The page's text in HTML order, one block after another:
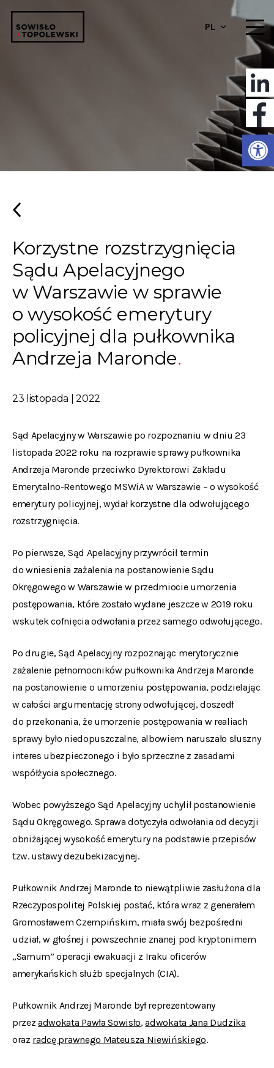
PL
Korzystne rozstrzygnięcia
Sądu Apelacyjnego
w Warszawie w sprawie
o wysokość emerytury
policyjnej dla pułkownika
Andrzeja Maronde
23 listopada | 2022
Sąd Apelacyjny w Warszawie po rozpoznaniu w dniu 23
listopada 2022 roku na rozprawie sprawy pułkownika
Andrzeja Maronde przeciwko Dyrektorowi Zakładu
Emerytalno-Rentowego MSWiA w Warszawie – o wysokość
emerytury policyjnej, wydał korzystne dla odwołującego
rozstrzygnięcia.
Po pierwsze, Sąd Apelacyjny przywrócił termin
do wniesienia zażalenia na postanowienie Sądu
Okręgowego w Warszawie w przedmiocie umorzenia
postępowania, które zostało wydane jeszcze w 2019 roku
wskutek cofnięcia odwołania przez samego odwołującego.
Po drugie, Sąd Apelacyjny rozpoznając merytorycznie
zażalenie pełnomocników pułkownika Andrzeja Maronde
na postanowienie o umorzeniu postępowania, podzielając
w całości argumentację strony odwołującej, doszedł
do przekonania, że umorzenie postępowania w realiach
sprawy było niedopuszczalne, albowiem naruszało słuszny
interes ubezpieczonego i było sprzeczne z zasadami
współżycia społecznego.
Wobec powyższego Sąd Apelacyjny uchylił postanowienie
Sądu Okręgowego. Sprawa dotyczyła odwołania od decyzji
obniżającej wysokość emerytury na podstawie przepisów
tzw. ustawy dezubekizacyjnej.
Pułkownik Andrzej Maronde to niewątpliwie zasłużona dla
Rzeczypospolitej Polskiej postać, która wraz z generałem
Gromosławem Czempińskim, miała swój bezpośredni
udział, w głośnej i powszechnie znanej pod kryptonimem
„Samum” operacji ewakuacji z Iraku oficerów
amerykańskich służb specjalnych (CIA).
Pułkownik Andrzej Maronde był reprezentowany
przezadwokata Pawła Sowisło,adwokata Jana Dudzika
oraz radcę prawnego Mateusza Niewińskiego.